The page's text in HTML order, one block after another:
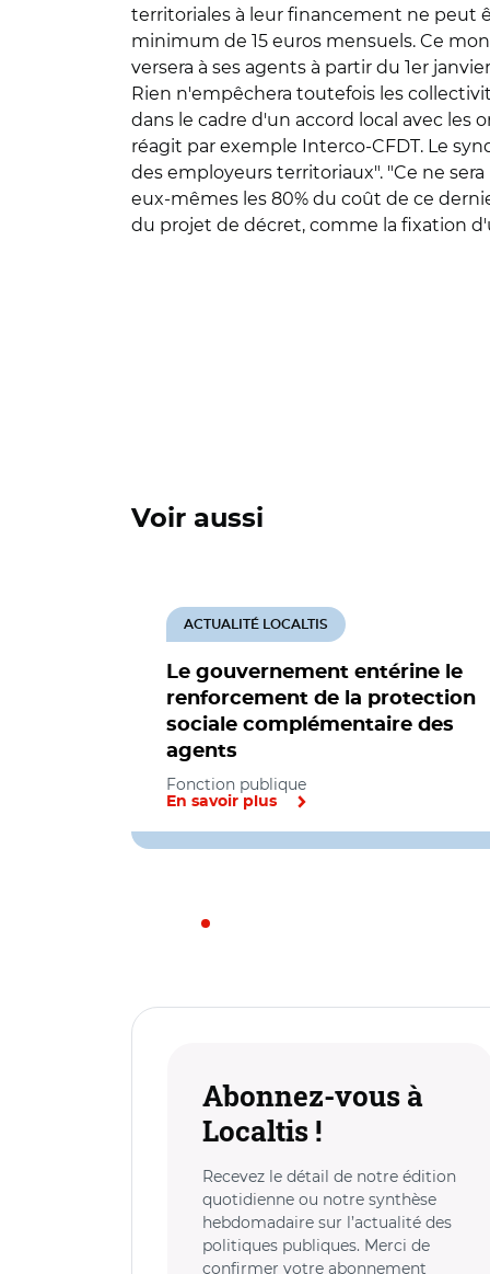
territoriales à leur financement ne peut
minimum de 15 euros mensuels. Ce
versera à ses agents à partir du 1er
Rien n'empêchera toutefois les
dans le cadre d'un accord local avec les
réagit par exemple Interco-CFDT. Le
des employeurs territoriaux". "Ce ne
eux-mêmes les 80% du coût de ce
du projet de décret, comme la fixation
Voir aussi
Le gouvernement entérine le
renforcement de la protection
sociale complémentaire des
agents
ACTUALITÉ LOCALTIS
Fonction publique
En savoir plus
Abonnez-vous à
Localtis !
Recevez le détail de notre édition
quotidienne ou notre synthèse
hebdomadaire sur l’actualité des
politiques publiques. Merci de
confirmer votre abonnement